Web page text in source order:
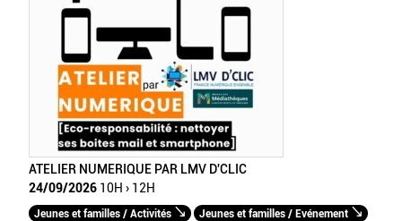
ATELIER NUMERIQUE PAR LMV D'CLIC
24/09/2026 10H › 12H
Jeunes et familles / Activités
Jeunes et familles / Evénement